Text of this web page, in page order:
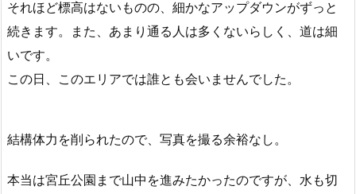
それほど標高はないものの、細かなアップダウンがずっと
続きます。また、あまり通る人は多くないらしく、道は細
いです。
この日、このエリアでは誰とも会いませんでした。
結構体力を削られたので、写真を撮る余裕なし。
本当は宮丘公園まで山中を進みたかったのですが、水も切